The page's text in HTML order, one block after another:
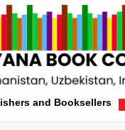
and Booksellers